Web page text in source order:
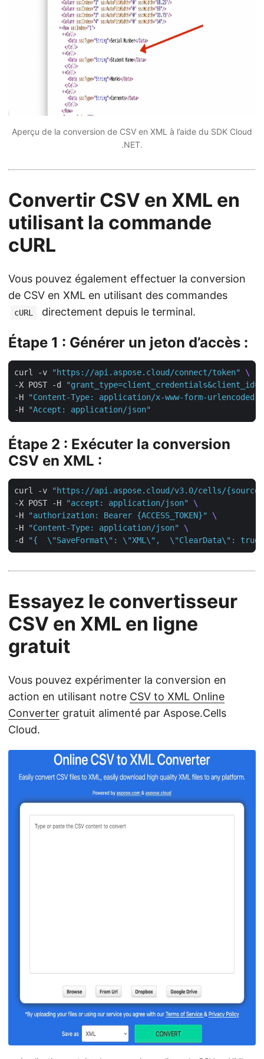
Aperçu de la conversion de CSV en XML à l’aide du SDK Cloud
.NET.
Convertir CSV en XML en
utilisant la commande
cURL
Vous pouvez également effectuer la conversion
de CSV en XML en utilisant des commandes
cURL directement depuis le terminal.
Étape 1 : Générer un jeton d’accès :
curl -v "https://api.aspose.cloud/connect/token"
-X POST -d
-H
"Content-Type: application/x-www-form-urlencoded"
-H
"Accept: application/json"
Étape 2 : Exécuter la conversion
CSV en XML :
curl -v
"https://api.aspose.cloud/v3.0/cells/
-X POST -H
"accept: application/json"
-H
"authorization: Bearer {ACCESS_TOKEN}"
-H
"Content-Type: application/json"
-d
"{  \"SaveFormat\": \"XML\",  \"ClearData\":
Essayez le convertisseur
CSV en XML en ligne
gratuit
Vous pouvez expérimenter la conversion en
action en utilisant notre CSV to XML Online
Converter gratuit alimenté par Aspose.Cells
Cloud.